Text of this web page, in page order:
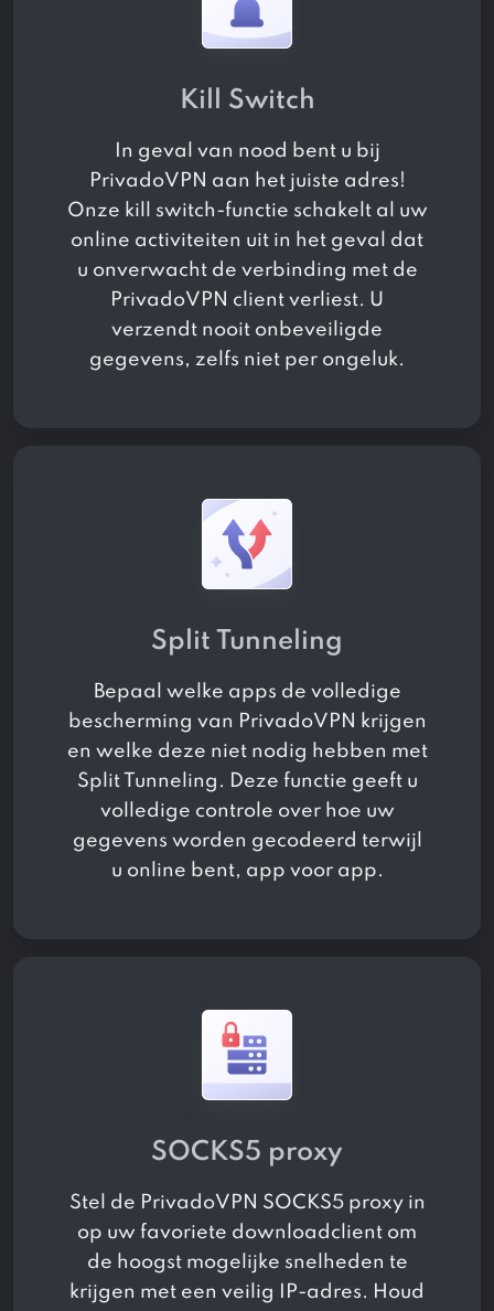
Kill Switch
In geval van nood bent u bij
PrivadoVPN aan het juiste adres!
Onze kill switch-functie schakelt al uw
online activiteiten uit in het geval dat
u onverwacht de verbinding met de
PrivadoVPN client verliest. U
verzendt nooit onbeveiligde
gegevens, zelfs niet per ongeluk.
Split Tunneling
Bepaal welke apps de volledige
bescherming van PrivadoVPN krijgen
en welke deze niet nodig hebben met
Split Tunneling. Deze functie geeft u
volledige controle over hoe uw
gegevens worden gecodeerd terwijl
u online bent, app voor app.
SOCKS5 proxy
Stel de PrivadoVPN SOCKS5 proxy in
op uw favoriete downloadclient om
de hoogst mogelijke snelheden te
krijgen met een veilig IP-adres. Houd